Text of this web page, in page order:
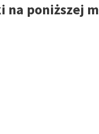
na poniższej